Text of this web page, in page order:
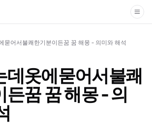
묻어서불쾌한기분이든꿈 꿈 해몽 - 의미와 해석
데옷에묻어서불쾌
꿈 꿈 해몽 - 의